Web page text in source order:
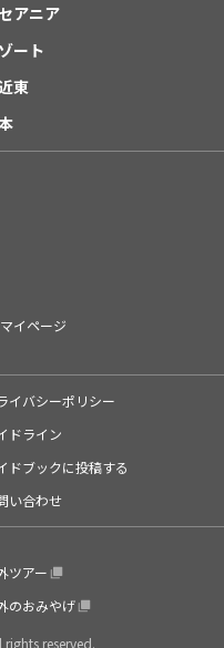
アニア
ート
東
マイページ
イバシーポリシー
ドライン
ドブックに投稿する
い合わせ
ツアー
のおみやげ
reserved.